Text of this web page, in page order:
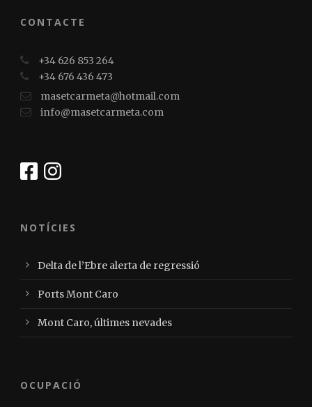
CONTACTE
+34 626 853 264
+34 676 436 473
masetcarmeta@hotmail.com
info@masetcarmeta.com
NOTÍCIES
Delta de l’Ebre alerta de regressió
Ports Mont Caro
Mont Caro, últimes nevades
OCUPACIÓ